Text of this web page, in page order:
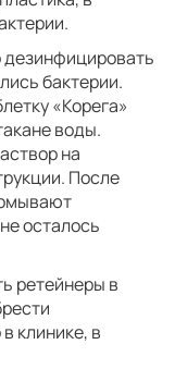
бактерии.
«Корега»
воды.
на
После
осталось
ретейнеры в
клинике, в